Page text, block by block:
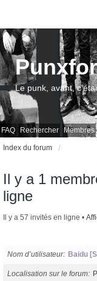
FAQ Rechercher Membres
Le punk, avant,
Index du forum
Il y a 1
ligne
Il y a 57 invités en ligne •
Nom d’utilisateur Baidu
Localisation sur le forum